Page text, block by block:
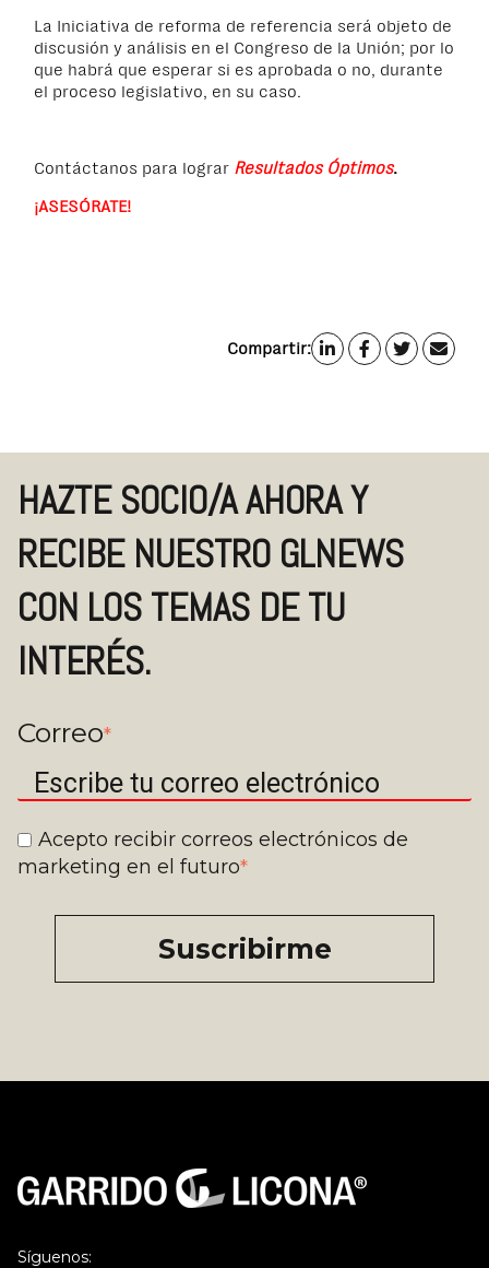
La Iniciativa de reforma de referencia será objeto de
discusión y análisis en el Congreso de la Unión; por lo
que habrá que esperar si es aprobada o no, durante
el proceso legislativo, en su caso.
Contáctanos para lograr Resultados Óptimos.
¡ASESÓRATE!
Compartir:
HAZTE SOCIO/A AHORA Y
RECIBE NUESTRO GLNEWS
CON LOS TEMAS DE TU
INTERÉS.
Correo*
Acepto recibir correos electrónicos de
marketing en el futuro*
Síguenos: